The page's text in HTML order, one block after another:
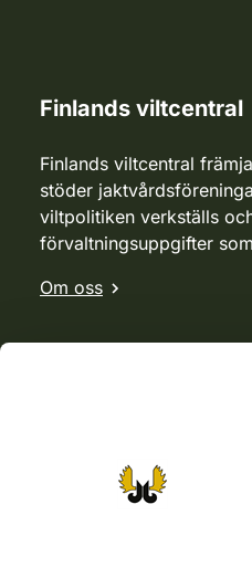
Finlands viltcentral
Finlands viltcentral
stöder
viltpolitiken verkställs
förvaltningsuppgifter
Om oss